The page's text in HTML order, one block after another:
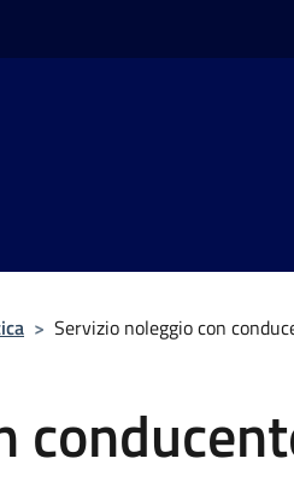
> Servizio noleggio con